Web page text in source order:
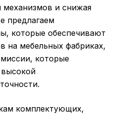
механизмов и снижая
предлагаем
которые обеспечивают
на мебельных фабриках,
которые
комплектующих,